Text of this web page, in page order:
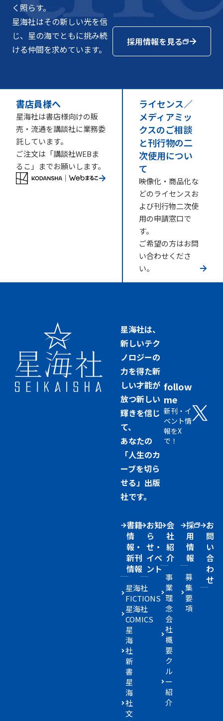
く照らす。
星海社はその新しい光を信
じ、星の海でともに挑み続
ける仲間を求めています。
採用情報を見る
書店員様へ
星海社は書店様向けの販
売・流通を講談社に業務委
託しています。
ご注文は「講談社WEBま
るこ」までお願いします。
ライセンス／
メディアミッ
クスのご相談
と刊行物の二
次使用につい
て
映像化・商品化な
どのライセンスお
よび刊行物二次使
用の申請窓口で
す。
ご希望の方はお問
い合わせくださ
い。
星海社は、
新しいテク
ノロジーの
力を得た新
しい才能が
放つ新しい
輝きを信じ
て、
あなたの
「人生のカ
ーブを切ら
せる」出版
社です。
follow
me
新刊・イ
ベント情
報をX
で！
書籍
情
報・
新刊
情報
星海社
FICTIONS
星海社
COMICS
星
海
社
新
書
星
海
社
文
お知
ら
せ・
イベ
ント
会
社
紹
介
事
業
理
念
会
社
概
要
ク
ル
ー
紹
介
採
用
情
報
募
集
要
項
お
問
い
合
わ
せ